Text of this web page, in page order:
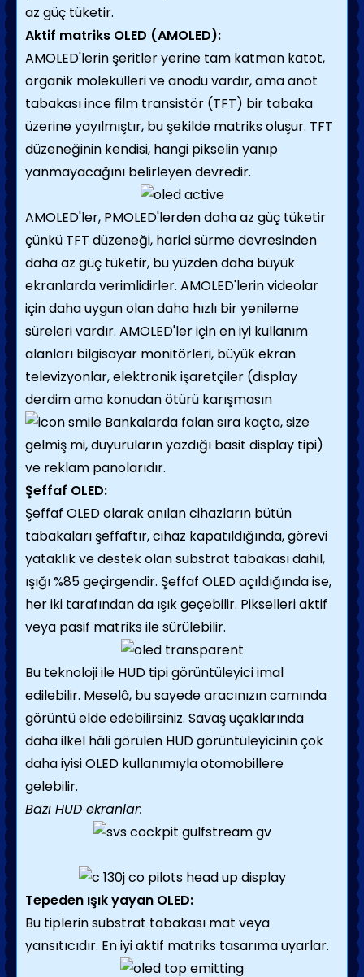
az güç tüketir.
Aktif matriks OLED (AMOLED):
AMOLED'lerin şeritler yerine tam katman katot,
organik molekülleri ve anodu vardır, ama anot
tabakası ince film transistör (TFT) bir tabaka
üzerine yayılmıştır, bu şekilde matriks oluşur. TFT
düzeneğinin kendisi, hangi pikselin yanıp
yanmayacağını belirleyen devredir.
AMOLED'ler, PMOLED'lerden daha az güç tüketir
çünkü TFT düzeneği, harici sürme devresinden
daha az güç tüketir, bu yüzden daha büyük
ekranlarda verimlidirler. AMOLED'lerin videolar
için daha uygun olan daha hızlı bir yenileme
süreleri vardır. AMOLED'ler için en iyi kullanım
alanları bilgisayar monitörleri, büyük ekran
televizyonlar, elektronik işaretçiler (display
derdim ama konudan ötürü karışmasın
Bankalarda falan sıra kaçta, size
gelmiş mi, duyuruların yazdığı basit display tipi)
ve reklam panolarıdır.
Şeffaf OLED:
Şeffaf OLED olarak anılan cihazların bütün
tabakaları şeffaftır, cihaz kapatıldığında, görevi
yataklık ve destek olan substrat tabakası dahil,
ışığı %85 geçirgendir. Şeffaf OLED açıldığında ise,
her iki tarafından da ışık geçebilir. Pikselleri aktif
veya pasif matriks ile sürülebilir.
Bu teknoloji ile HUD tipi görüntüleyici imal
edilebilir. Meselâ, bu sayede aracınızın camında
görüntü elde edebilirsiniz. Savaş uçaklarında
daha ilkel hâli görülen HUD görüntüleyicinin çok
daha iyisi OLED kullanımıyla otomobillere
gelebilir.
Bazı HUD ekranlar:
Tepeden ışık yayan OLED:
Bu tiplerin substrat tabakası mat veya
yansıtıcıdır. En iyi aktif matriks tasarıma uyarlar.